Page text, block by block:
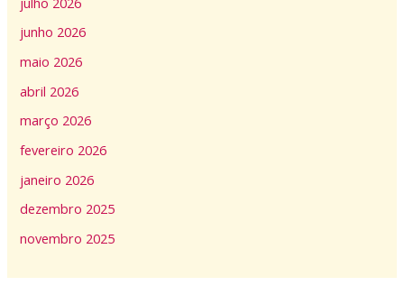
junho 2026
maio 2026
abril 2026
março 2026
fevereiro 2026
janeiro 2026
dezembro 2025
novembro 2025